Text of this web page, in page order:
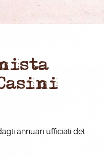
annuari ufficiali del